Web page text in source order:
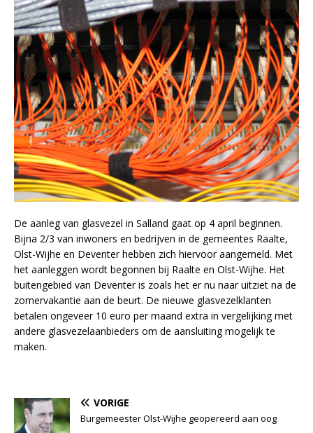
De aanleg van glasvezel in Salland gaat op 4 april beginnen.
Bijna 2/3 van inwoners en bedrijven in de gemeentes Raalte,
Olst-Wijhe en Deventer hebben zich hiervoor aangemeld. Met
het aanleggen wordt begonnen bij Raalte en Olst-Wijhe. Het
buitengebied van Deventer is zoals het er nu naar uitziet na de
zomervakantie aan de beurt. De nieuwe glasvezelklanten
betalen ongeveer 10 euro per maand extra in vergelijking met
andere glasvezelaanbieders om de aansluiting mogelijk te
maken.
VORIGE
Burgemeester Olst-Wijhe geopereerd aan oog